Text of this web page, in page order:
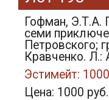
Гофман, Э.Т.А.
семи
Петровского;
Кравченко. Л.:
Эстимейт:
Цена: 1000 руб.